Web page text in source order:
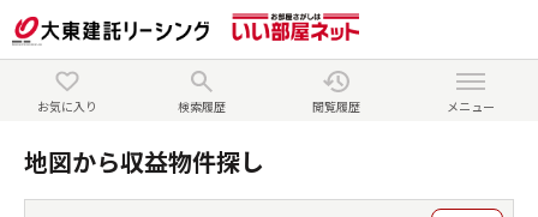
お気に入り 検索履歴 閲覧履歴 メニュー
地図から収益物件探し